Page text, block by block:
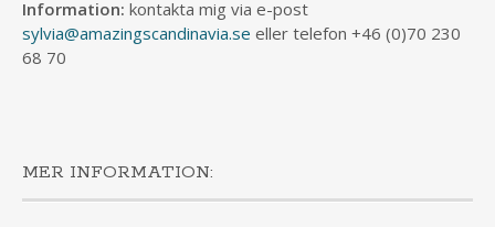
Information: kontakta mig via e-post
sylvia@amazingscandinavia.se eller telefon +46 (0)70 230
68 70
MER INFORMATION: